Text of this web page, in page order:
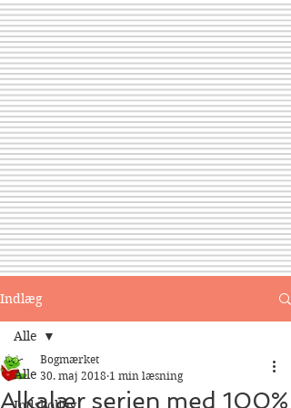
Indlæg
Alle
Alle
Alkalær serien med 100%
Bogmærket
30. maj 2018 1 min læsning